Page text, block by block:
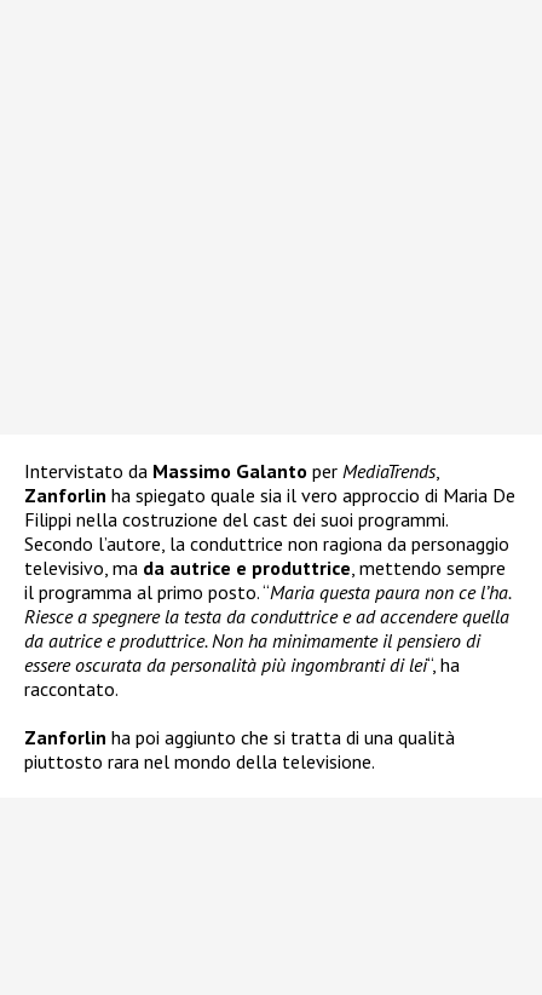
Intervistato da Massimo Galanto per MediaTrends,
Zanforlin ha spiegato quale sia il vero approccio di Maria De
Filippi nella costruzione del cast dei suoi programmi.
Secondo l’autore, la conduttrice non ragiona da personaggio
televisivo, ma da autrice e produttrice, mettendo sempre
il programma al primo posto. “Maria questa paura non ce l’ha.
Riesce a spegnere la testa da conduttrice e ad accendere quella
da autrice e produttrice. Non ha minimamente il pensiero di
essere oscurata da personalità più ingombranti di lei“, ha
raccontato.
Zanforlin ha poi aggiunto che si tratta di una qualità
piuttosto rara nel mondo della televisione.